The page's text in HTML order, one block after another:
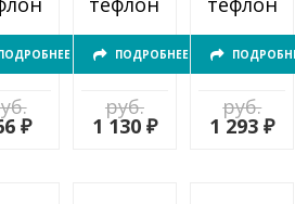
₽
ПОДРОБНЕЕ
руб.
1 130 ₽
руб.
1 293 ₽